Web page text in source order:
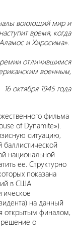
воюющий мир и
время, когда
и Хиросима».
отличившимся
военным,
16 октября 1945 года
фильма
of Dynamite»).
ситуацию,
национальной
ее. Структурно
показана
в США
на данный
открытым финалом,
о